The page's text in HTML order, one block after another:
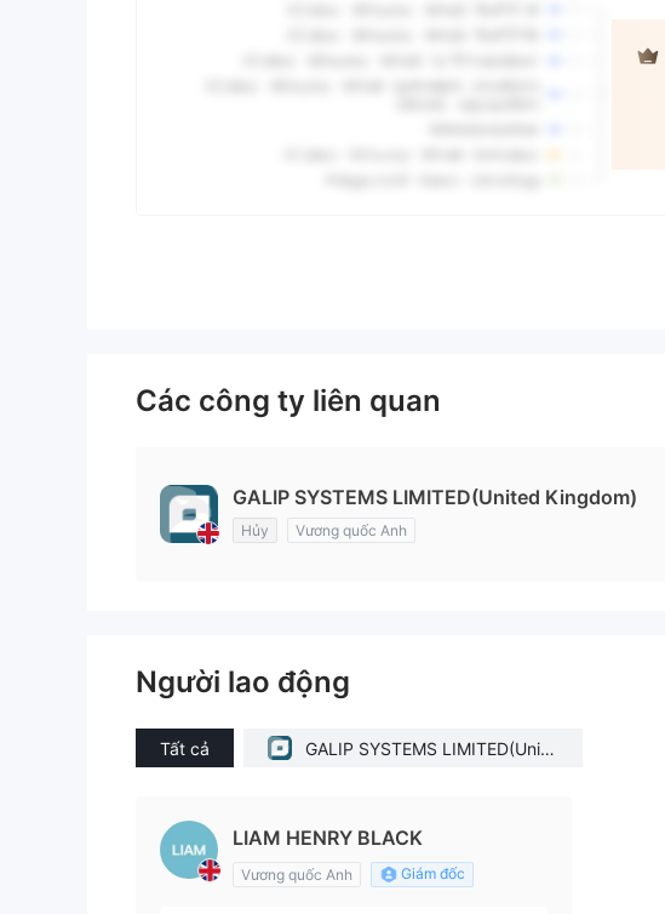
Các công ty liên quan
GALIP SYSTEMS LIMITED(United Kingdom)
Hủy Vương quốc Anh
Người lao động
Tất cả
GALIP SYSTEMS LIMITED(Unite
LIAM HENRY BLACK
Vương quốc Anh Giám đốc